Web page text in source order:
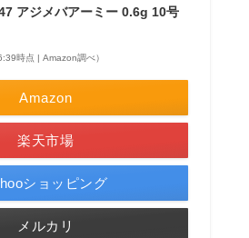
アジメバアーミー 0.6g 10号
時点 | Amazon調べ）
Amazon
楽天市場
ショッピング
メルカリ